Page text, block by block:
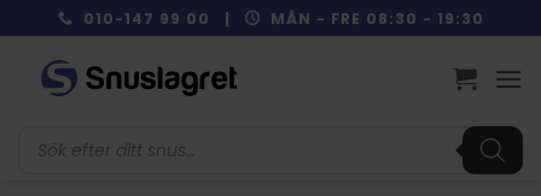
to
content
010-147 99 00 | MÅN - FRE 08:30 - 19:30